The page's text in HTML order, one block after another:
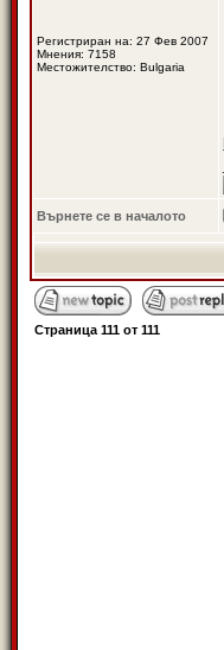
Регистриран на: 27 Фев 2007
Мнения: 7158
Местожителство: Bulgaria
Върнете се в началото
Страница 111 от 111